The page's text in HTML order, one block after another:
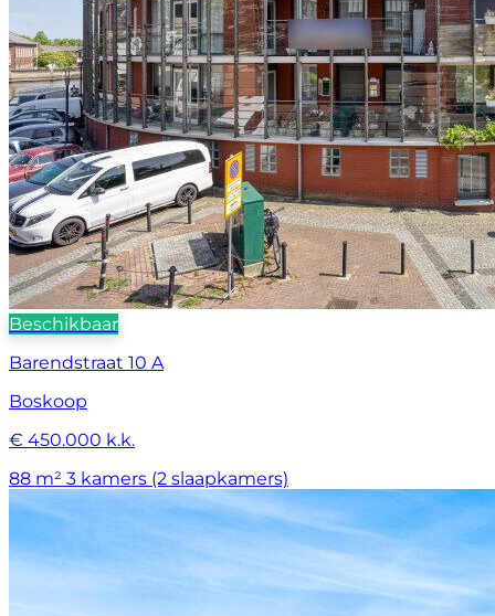
Beschikbaar
Barendstraat 10 A
Boskoop
€ 450.000 k.k.
88 m² 3 kamers (2 slaapkamers)